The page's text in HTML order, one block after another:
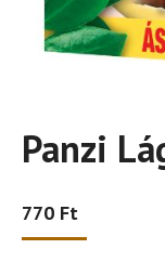
Panzi
770 Ft